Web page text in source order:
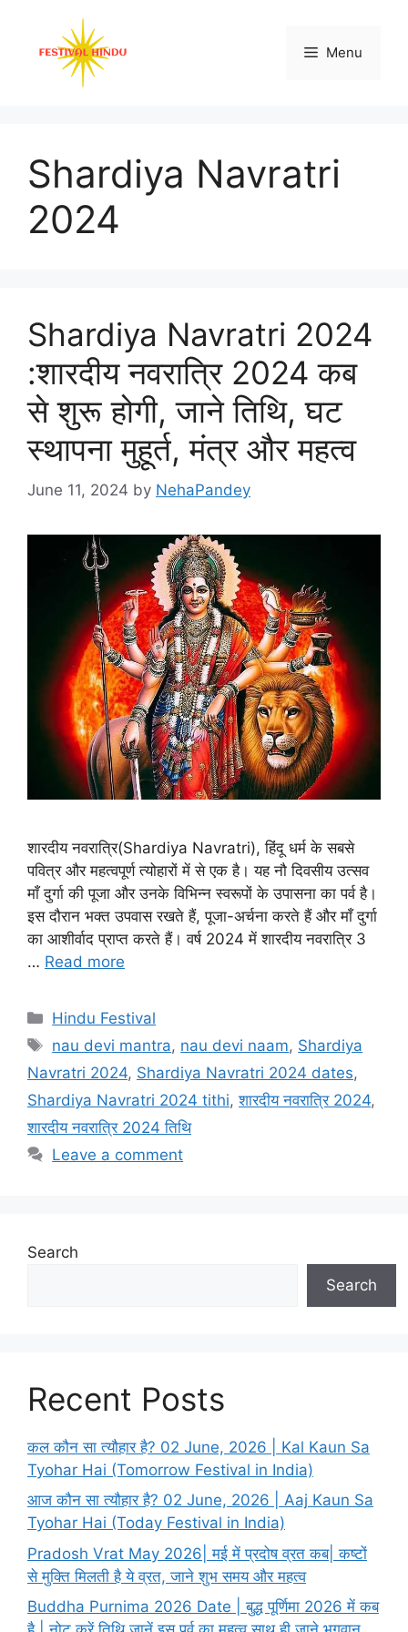
content
Menu
Shardiya Navratri
2024
Shardiya Navratri 2024
:शारदीय नवरात्रि 2024 कब
से शुरू होगी, जाने तिथि, घट
स्थापना मुहूर्त, मंत्र और महत्व
June 11, 2024 by NehaPandey
शारदीय नवरात्रि(Shardiya Navratri), हिंदू धर्म के सबसे
पवित्र और महत्वपूर्ण त्योहारों में से एक है। यह नौ दिवसीय उत्सव
माँ दुर्गा की पूजा और उनके विभिन्न स्वरूपों के उपासना का पर्व है।
इस दौरान भक्त उपवास रखते हैं, पूजा-अर्चना करते हैं और माँ दुर्गा
का आशीर्वाद प्राप्त करते हैं। वर्ष 2024 में शारदीय नवरात्रि 3
… Read more
C
e
g
o
r
Hindu Festival
T
s
nau devi mantra, nau devi naam, Shardiya
Navratri 2024, Shardiya Navratri 2024 dates,
Shardiya Navratri 2024 tithi,शारदीय नवरात्रि 2024,
शारदीय नवरात्रि 2024 तिथि
Leave a comment
Search
Search
Recent Posts
कल कौन सा त्यौहार है? 02 June, 2026 | Kal Kaun Sa
Tyohar Hai (Tomorrow Festival in India)
आज कौन सा त्यौहार है? 02 June, 2026 | Aaj Kaun Sa
Tyohar Hai (Today Festival in India)
Pradosh Vrat May 2026| मई में प्रदोष व्रत कब| कष्टों
से मुक्ति मिलती है ये व्रत, जाने शुभ समय और महत्व
Buddha Purnima 2026 Date | बुद्ध पूर्णिमा 2026 में कब